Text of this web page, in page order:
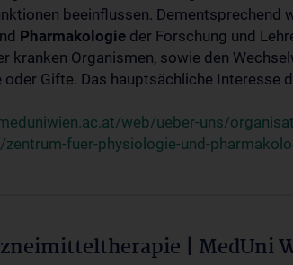
beeinflussen. Dementsprechend
Pharmakologie der Forschung und
kranken Organismen, sowie den
Gifte. Das hauptsächliche Interesse
web/ueber-uns/
zentrum-fuer-physiologie-und-
| MedUni